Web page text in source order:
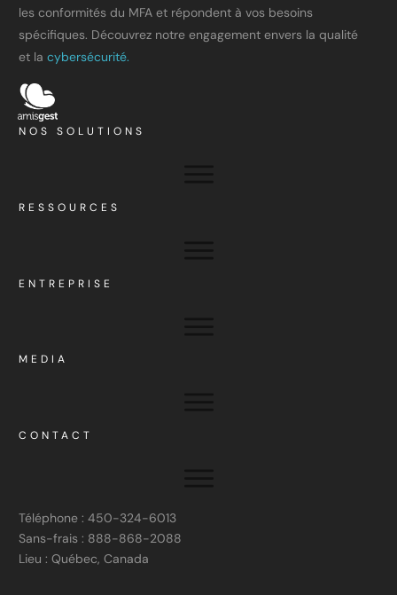
les conformités du MFA et répondent à vos besoins
spécifiques. Découvrez notre engagement envers la qualité
et la cybersécurité.
NOS SOLUTIONS
RESSOURCES
ENTREPRISE
MEDIA
CONTACT
Téléphone : 450-324-6013
Sans-frais : 888-868-2088
Lieu : Québec, Canada